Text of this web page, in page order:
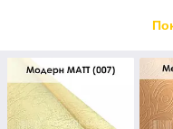
по собі виглядають
стеля такого плану
Текстурні
Їх ключова